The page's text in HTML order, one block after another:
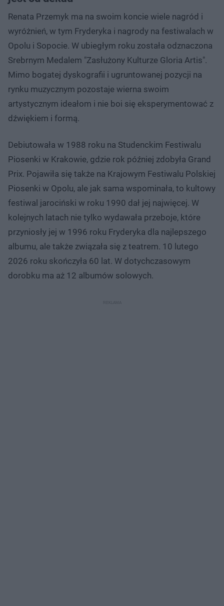
Renata Przemyk ma na swoim koncie wiele nagród i
wyróżnień, w tym Fryderyka i nagrody na festiwalach w
Opolu i Sopocie. W ubiegłym roku została odznaczona
Srebrnym Medalem "Zasłużony Kulturze Gloria Artis".
Mimo bogatej dyskografii i ugruntowanej pozycji na
rynku muzycznym pozostaje wierna swoim
artystycznym ideałom i nie boi się eksperymentować z
dźwiękiem i formą.
Debiutowała w 1988 roku na Studenckim Festiwalu
Piosenki w Krakowie, gdzie rok później zdobyła Grand
Prix. Pojawiła się także na Krajowym Festiwalu Polskiej
Piosenki w Opolu, ale jak sama wspominała, to kultowy
festiwal jarociński w roku 1990 dał jej najwięcej. W
kolejnych latach nie tylko wydawała przeboje, które
przyniosły jej w 1996 roku Fryderyka dla najlepszego
albumu, ale także związała się z teatrem. 10 lutego
2026 roku skończyła 60 lat. W dotychczasowym
dorobku ma aż 12 albumów solowych.